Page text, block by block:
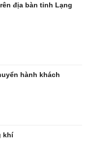
địa bàn tỉnh Lạng
hành khách
khí